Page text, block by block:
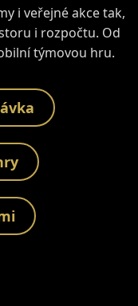
i veřejné akce tak,
i rozpočtu. Od
týmovou hru.